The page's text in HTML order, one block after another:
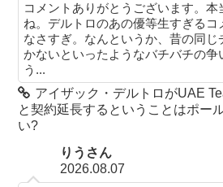
コメントありがとうございます。本
ね。デルトロのあの優等生すぎる
なさすぎ。なんというか、昔の同じ
かないといったようなバチバチの争
う...
アイザック・デルトロがUAE
と契約延長するということはポー
い?
りうさん
2026.08.07